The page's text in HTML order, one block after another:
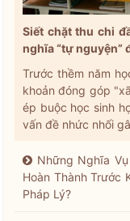
Siết chặt thu chi
nghĩa “tự nguyện”
Trước thềm năm
khoản đóng góp
ép buộc học sinh
vấn đề nhức nhối
Những Nghĩa
Hoàn Thành Trước
Pháp Lý?